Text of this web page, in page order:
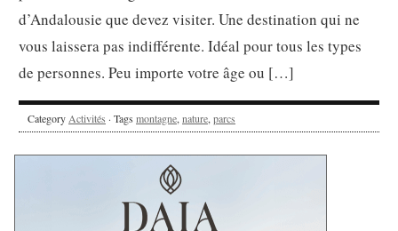
d’Andalousie que devez visiter. Une destination qui ne
vous laissera pas indifférente. Idéal pour tous les types
de personnes. Peu importe votre âge ou […]
Category Activités · Tags montagne, nature, parcs